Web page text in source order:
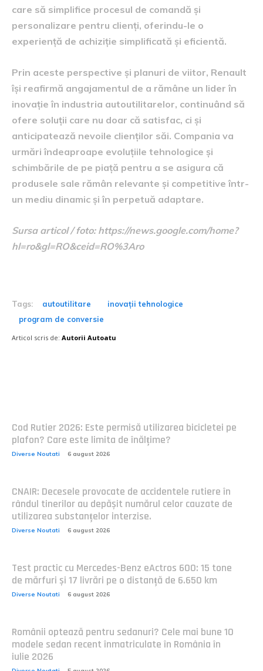
care să simplifice procesul de comandă și
personalizare pentru clienți, oferindu-le o
experiență de achiziție simplificată și eficientă.
Prin aceste perspective și planuri de viitor, Renault
își reafirmă angajamentul de a rămâne un lider în
inovație în industria autoutilitarelor, continuând să
ofere soluții care nu doar că satisfac, ci și
anticipatează nevoile clienților săi. Compania va
urmări îndeaproape evoluțiile tehnologice și
schimbările de pe piață pentru a se asigura că
produsele sale rămân relevante și competitive într-
un mediu dinamic și în perpetuă adaptare.
Sursa articol / foto: https://news.google.com/home?
hl=ro&gl=RO&ceid=RO%3Aro
Tags: autoutilitare
inovații tehnologice
program de conversie
Articol scris de: Autorii Autoatu
Cod Rutier 2026: Este permisă utilizarea bicicletei pe
plafon? Care este limita de înălțime?
Diverse Noutati 6 august 2026
CNAIR: Decesele provocate de accidentele rutiere în
rândul tinerilor au depășit numărul celor cauzate de
utilizarea substanțelor interzise.
Diverse Noutati 6 august 2026
Test practic cu Mercedes-Benz eActros 600: 15 tone
de mărfuri și 17 livrări pe o distanță de 6.650 km
Diverse Noutati 6 august 2026
Românii optează pentru sedanuri? Cele mai bune 10
modele sedan recent înmatriculate în România în
iulie 2026